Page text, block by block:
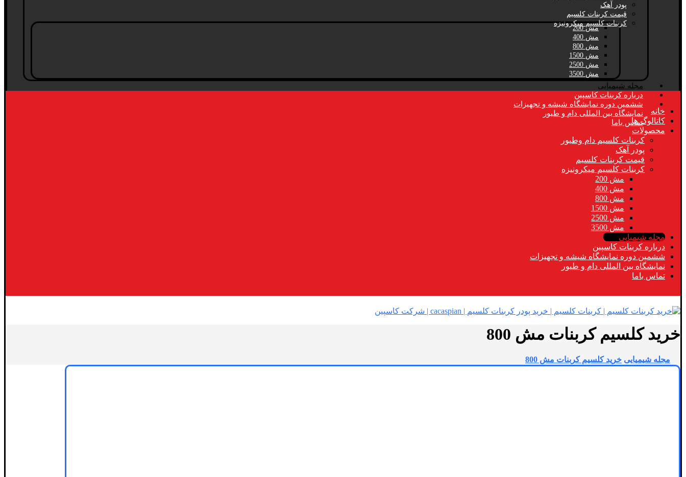
پودر آهک
قیمت کربنات کلسیم
کربنات کلسیم میکرونیزه
مش 200
مش 400
مش 800
مش 1500
مش 2500
مش 3500
مجله شیمیایی
درباره کربنات کاسپین
ششمین دوره نمایشگاه شیشه و تجهیزات
نمایشگاه بین المللی دام و طیور
تماس باما
خانه
کاتالوگ ها
محصولات
کربنات کلسیم دام وطیور
پودر آهک
قیمت کربنات کلسیم
کربنات کلسیم میکرونیزه
مش 200
مش 400
مش 800
مش 1500
مش 2500
مش 3500
مجله شیمیایی
درباره کربنات کاسپین
ششمین دوره نمایشگاه شیشه و تجهیزات
نمایشگاه بین المللی دام و طیور
تماس باما
خرید کلسیم کربنات مش 800
مجله شیمیایی خرید کلسیم کربنات مش 800